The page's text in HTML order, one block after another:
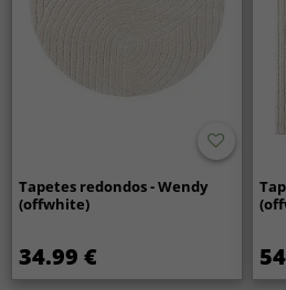
Tapetes redondos - Wendy
(offwhite)
34.99 €